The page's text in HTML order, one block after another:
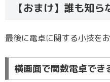
【おまけ】誰も知
最後に電卓に関する小技を
横画面で関数電卓でき